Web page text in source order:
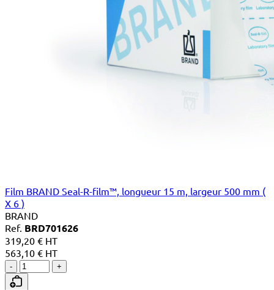
Film BRAND Seal-R-film™, longueur 15 m, largeur 500 mm (
X 6 )
BRAND
Ref. BRD701626
319,20 € HT
563,10 € HT
- +